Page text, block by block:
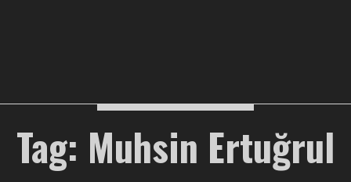
Tag: Muhsin Ertuğrul